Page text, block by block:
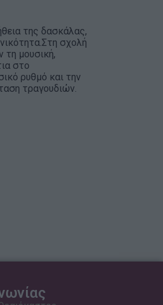
της δασκάλας,
σχολή
τη μουσική,
στο
ρυθμό και την
τραγουδιών.